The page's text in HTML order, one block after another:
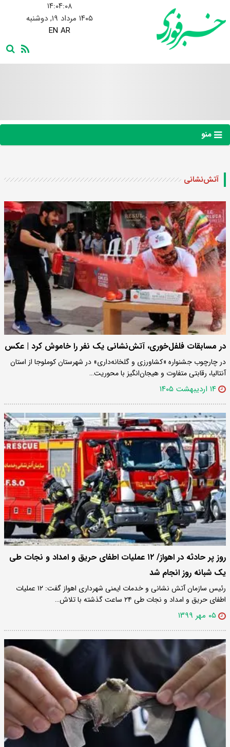
۱۴:۰۴:۰۹
۱۴۰۵ مرداد ۱۹, دوشنبه
EN AR
منو
آتش‌نشانی
در مسابقات فلفل‌خوری، آتش‌نشانی یک نفر را خاموش کرد | عکس
در چارچوب جشنواره «کشاورزی و گلخانه‌داری» در شهرستان کوملوجا از استان
آنتالیا، رقابتی متفاوت و هیجان‌انگیز با محوریت…
۱۴ اردیبهشت ۱۴۰۵
روز پر حادثه در اهواز/ ۱۲ عملیات اطفای حریق و امداد و نجات طی
یک شبانه روز انجام شد
رئیس سازمان آتش نشانی و خدمات ایمنی شهرداری اهواز گفت: ۱۲ عملیات
اطفای حریق و امداد و نجات طی ۲۴ ساعت گذشته با تلاش…
۰۵ مهر ۱۳۹۹